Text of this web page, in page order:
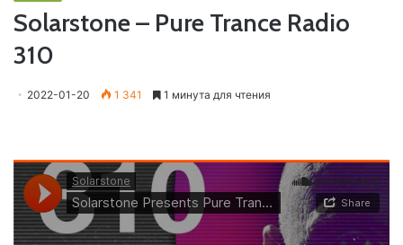
Solarstone – Pure Trance Radio
310
2022-01-20 1 341 1 минута для чтения